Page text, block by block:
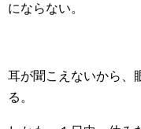
にならない。
耳が聞こえないから、
る。